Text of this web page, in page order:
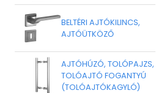
BELTÉRI AJTÓKILINCS,
AJTÓÜTKÖZŐ
AJTÓHÚZÓ, TOLÓPAJZS,
TOLÓAJTÓ FOGANTYÚ
(TOLÓAJTÓKAGYLÓ)